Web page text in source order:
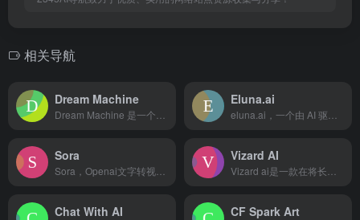
相关导航
Dream Machine Eluna.ai
Sora Vizard AI
Chat With AI CF Spark Art